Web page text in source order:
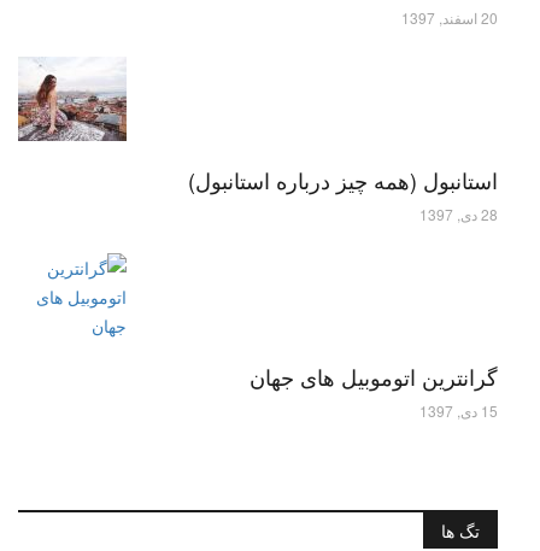
20 اسفند, 1397
استانبول (همه چیز درباره استانبول)
28 دی, 1397
گرانترین اتوموبیل های جهان
15 دی, 1397
تگ ها